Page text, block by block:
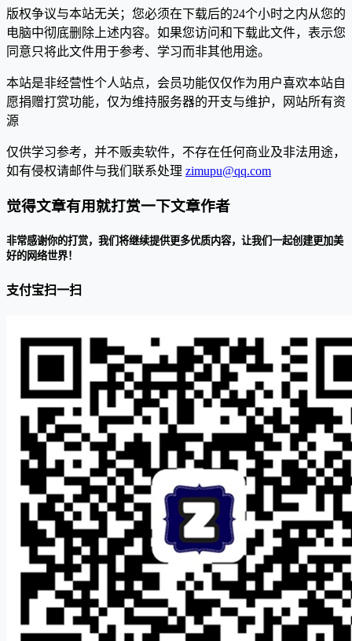
版权争议与本站无关；您必须在下载后的24个小时之内从您的
电脑中彻底删除上述内容。如果您访问和下载此文件，表示您
同意只将此文件用于参考、学习而非其他用途。
本站是非经营性个人站点，会员功能仅仅作为用户喜欢本站自
愿捐赠打赏功能，仅为维持服务器的开支与维护，网站所有资
源
仅供学习参考，并不贩卖软件，不存在任何商业及非法用途，
如有侵权请邮件与我们联系处理 zimupu@qq.com
觉得文章有用就打赏一下文章作者
非常感谢你的打赏，我们将继续提供更多优质内容，让我们一起创建更加美
好的网络世界！
支付宝扫一扫